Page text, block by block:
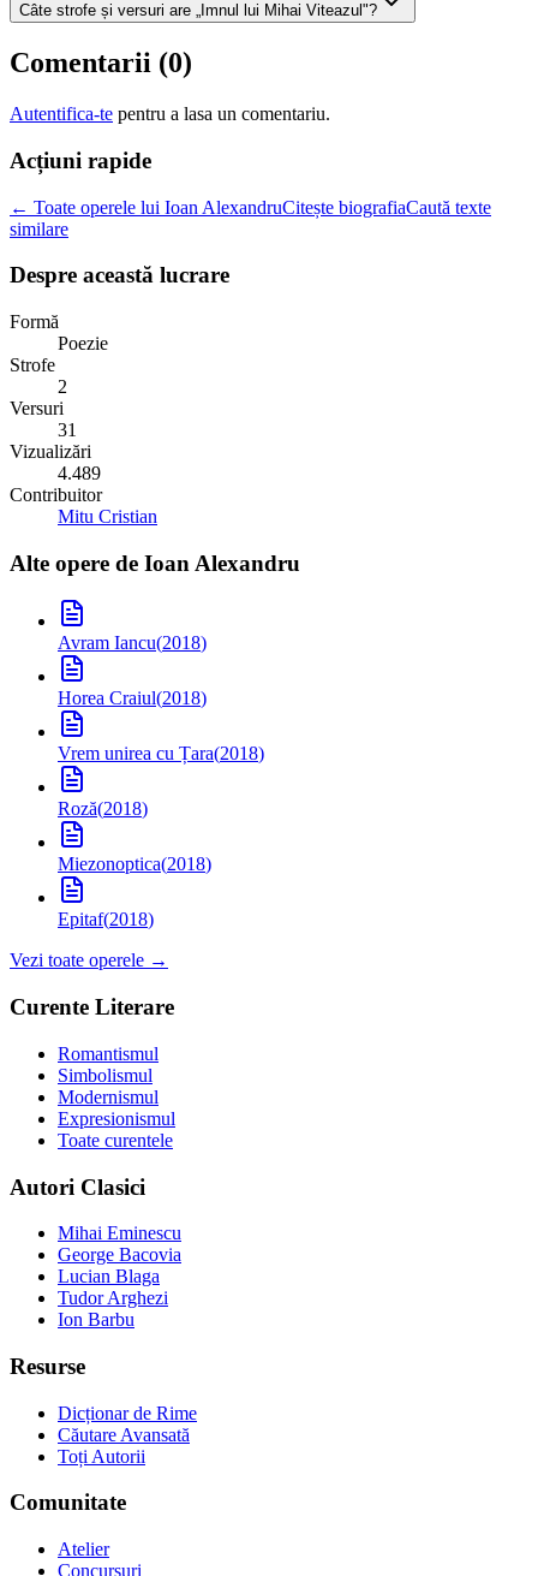
Câte strofe și versuri are „Imnul lui Mihai Viteazul"?
Comentarii (0)
Autentifica-te pentru a lasa un comentariu.
Acțiuni rapide
← Toate operele lui Ioan AlexandruCitește biografiaCaută texte
similare
Despre această lucrare
Formă
Poezie
Strofe
2
Versuri
31
Vizualizări
4.489
Contribuitor
Mitu Cristian
Alte opere de Ioan Alexandru
Avram Iancu(2018)
Horea Craiul(2018)
Vrem unirea cu Țara(2018)
Roză(2018)
Miezonoptica(2018)
Epitaf(2018)
Vezi toate operele →
Curente Literare
Romantismul
Simbolismul
Modernismul
Expresionismul
Toate curentele
Autori Clasici
Mihai Eminescu
George Bacovia
Lucian Blaga
Tudor Arghezi
Ion Barbu
Resurse
Dicționar de Rime
Căutare Avansată
Toți Autorii
Comunitate
Atelier
Concursuri